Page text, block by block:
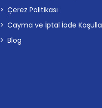
Çerez Politikası
Cayma ve İptal İade
Blog